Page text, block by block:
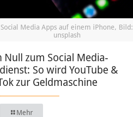
Social Media Apps auf einem iPhone, Bild:
unsplash
Null zum Social Media-
So wird YouTube &
zur Geldmaschine
Mehr